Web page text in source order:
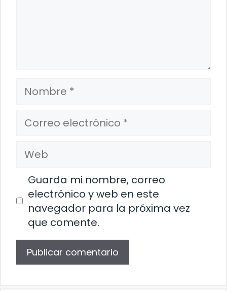
Nombre
Correo
electrónico
Web
Guarda mi nombre, correo
electrónico y web en este
navegador para la próxima vez
que comente.